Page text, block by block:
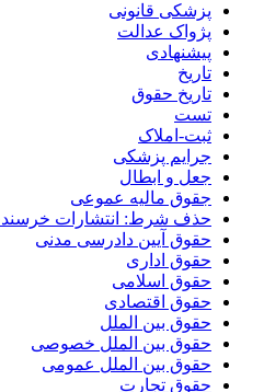
پزشکی قانونی
پژواک عدالت
پیشنهادی
تاریخ
تاریخ حقوق
تست
ثبت-املاک
جرایم پزشکی
جعل و ابطال
جقوق مالیه عموعی
حذف شرط: انتشارات
حقوق آیین دادرسی مدنی
حقوق اداری
حقوق اسلامی
حقوق اقتصادی
حقوق بین الملل
حقوق بین الملل خصوصی
حقوق بین الملل عمومی
حقوق تجارت